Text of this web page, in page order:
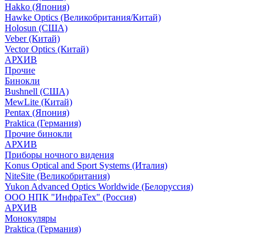
Hakko (Япония)
Hawke Optics (Великобритания/Китай)
Holosun (США)
Veber (Китай)
Vector Optics (Китай)
АРХИВ
Прочие
Бинокли
Bushnell (США)
MewLite (Китай)
Pentax (Япония)
Praktica (Германия)
Прочие бинокли
АРХИВ
Приборы ночного видения
Konus Optical and Sport Systems (Италия)
NiteSite (Великобритания)
Yukon Advanced Optics Worldwide (Белоруссия)
ООО НПК "ИнфраТех" (Россия)
АРХИВ
Монокуляры
Praktica (Германия)